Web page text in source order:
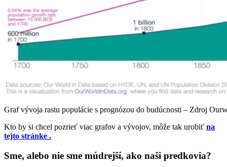
Graf vývoja rastu populácie s prognózou do budúcnosti – Zdroj
Kto by si chcel pozrieť viac grafov a vývojov, môže tak urobiť na
tejto stránke .
Sme, alebo nie sme múdrejší, ako naši predkovia?